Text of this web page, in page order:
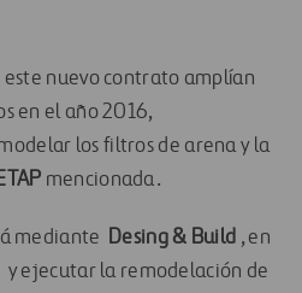
nuevo contrato amplían
en el año 2016,
los filtros de arena y la
mencionada.
mediante Desing & Build , en
y ejecutar la remodelación de